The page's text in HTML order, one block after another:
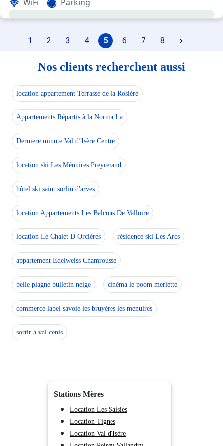
Couchages :
1 lit double (chb 1)
2 lits simples (chb 2)
Balcon orienté Sud - Vue Montagne - Avec garage
HIVER : Couettes, draps et serviettes compris dans le
ETE : Draps et serviettes non fournis
Location possible : draps simple/double, serviettes
Ménage en supplément
WiFi Parking
1 2 3 4 5 6 7 8
Nos clients recherchent aussi
location appartement Terrasse de la Rosière
Appartements Répartis à la Norma La
Derniere minute Val d’Isère Centre
location ski Les Ménuires Preyrerand
hôtel ski saint sorlin d'arves
location Appartements Les Balcons De Valloire
location Le Chalet D Orcières résidence ski Les Arcs
appartement Edelweiss Chamrousse
belle plagne bulletin neige cinéma le poom merlette
commerce label savoie les bruyères les menuires
sortir à val cenis
Stations Mères
Location Les Saisies
Location Tignes
Location Val d'Isère